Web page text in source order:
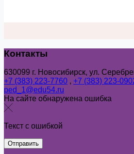
Контакты
630099 г. Новосибирск, ул.
+7 (383) 223-7760 , +7 (383) 223-
ped_1@edu54.ru
На сайте обнаружена ошибка
Текст с ошибкой